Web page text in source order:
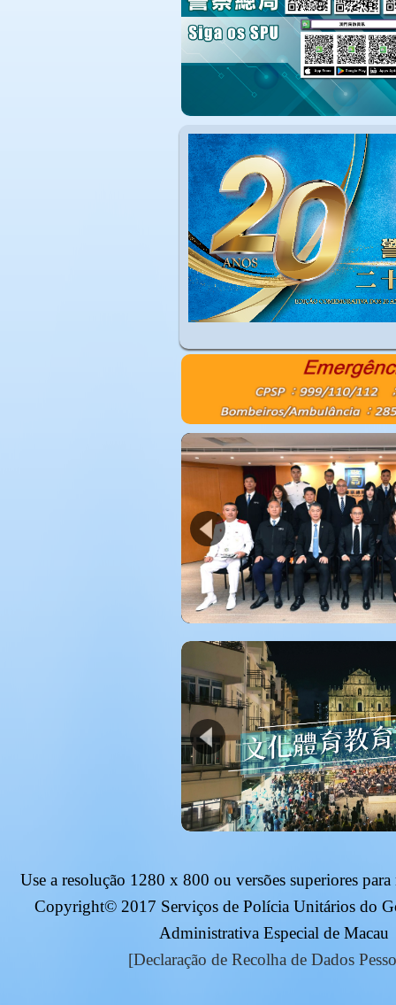
Use a resolução 1280 x 800 ou versões superiores
Copyright© 2017 Serviços de Polícia Unitários do
Administrativa Especial de Macau
[Declaração de Recolha de Dados